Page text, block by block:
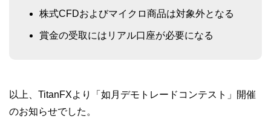
株式CFDおよびマイクロ商品は対象外となる
賞金の受取にはリアル口座が必要になる
以上、TitanFXより「如月デモトレードコンテスト」開催
のお知らせでした。